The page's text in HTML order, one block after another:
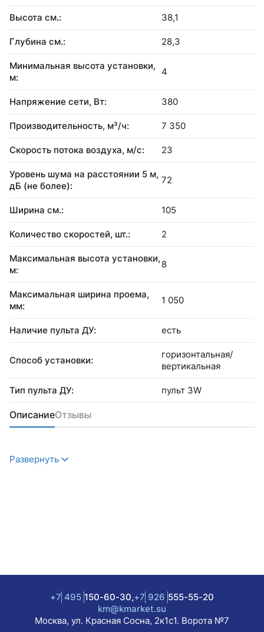
Высота см.: 38,1
Глубина см.: 28,3
Минимальная высота установки,
м:
4
Напряжение сети, Вт: 380
Производительность, м³/ч: 7 350
Скорость потока воздуха, м/с: 23
Уровень шума на расстоянии 5 м,
дБ (не более):
72
Ширина см.: 105
Количество скоростей, шт.: 2
Максимальная высота установки,
м:
8
Максимальная ширина проема,
мм:
1 050
Наличие пульта ДУ: есть
Способ установки:
горизонтальная/
вертикальная
Тип пульта ДУ: пульт 3W
ОписаниеОтзывы
Развернуть
+7 495 150-60-30,+7 926 555-55-20
km@kmarket.su
Москва, ул. Красная Сосна, 2к1с1. Ворота №7